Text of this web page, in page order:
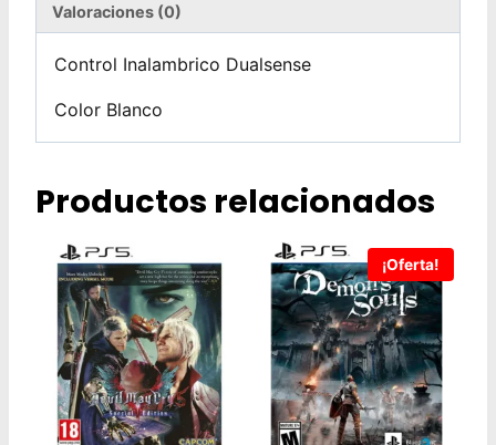
Valoraciones (0)
Control Inalambrico Dualsense
Color Blanco
Productos relacionados
¡Oferta!